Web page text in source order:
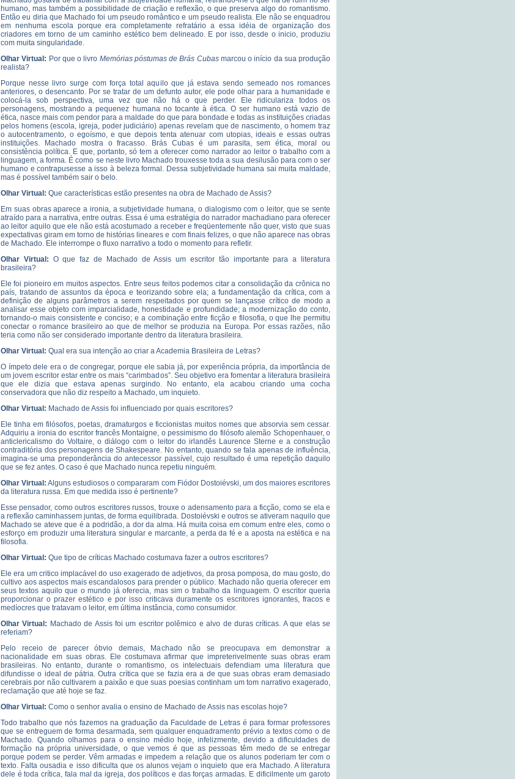
humano, mas também a possibilidade de criação e reflexão, o que preserva algo do romantismo.
Então eu diria que Machado foi um pseudo romântico e um pseudo realista. Ele não se enquadrou
em nenhuma escola porque era completamente refratário a essa idéia de organização dos
criadores em torno de um caminho estético bem delineado. E por isso, desde o inicio, produziu
com muita singularidade.
Olhar Virtual: Por que o livro Memórias póstumas de Brás Cubasmarcou o início da sua produção
realista?
Porque nesse livro surge com força total aquilo que já estava sendo semeado nos romances
anteriores, o desencanto. Por se tratar de um defunto autor, ele pode olhar para a humanidade e
colocá-la sob perspectiva, uma vez que não há o que perder. Ele ridiculariza todos os
personagens, mostrando a pequenez humana no tocante à ética. O ser humano está vazio de
ética, nasce mais com pendor para a maldade do que para bondade e todas as instituições criadas
pelos homens (escola, igreja, poder judiciário) apenas revelam que de nascimento, o homem traz
o autocentramento, o egoísmo, e que depois tenta atenuar com utopias, ideais e essas outras
instituições. Machado mostra o fracasso. Brás Cubas é um parasita, sem ética, moral ou
consistência política. E que, portanto, só tem a oferecer como narrador ao leitor o trabalho com a
linguagem, a forma. É como se neste livro Machado trouxesse toda a sua desilusão para com o ser
humano e contrapusesse a isso à beleza formal. Dessa subjetividade humana sai muita maldade,
mas é possível também sair o belo.
Olhar Virtual: Que características estão presentes na obra de Machado de Assis?
Em suas obras aparece a ironia, a subjetividade humana, o dialogismo com o leitor, que se sente
atraído para a narrativa, entre outras. Essa é uma estratégia do narrador machadiano para oferecer
ao leitor aquilo que ele não está acostumado a receber e freqüentemente não quer, visto que suas
expectativas giram em torno de histórias lineares e com finais felizes, o que não aparece nas obras
de Machado. Ele interrompe o fluxo narrativo a todo o momento para refletir.
Olhar Virtual: O que faz de Machado de Assis um escritor tão importante para a literatura
brasileira?
Ele foi pioneiro em muitos aspectos. Entre seus feitos podemos citar a consolidação da crônica no
país, tratando de assuntos da época e teorizando sobre ela; a fundamentação da crítica, com a
definição de alguns parâmetros a serem respeitados por quem se lançasse crítico de modo a
analisar esse objeto com imparcialidade, honestidade e profundidade; a modernização do conto,
tornando-o mais consistente e conciso; e a combinação entre ficção e filosofia, o que lhe permitiu
conectar o romance brasileiro ao que de melhor se produzia na Europa. Por essas razões, não
teria como não ser considerado importante dentro da literatura brasileira.
Olhar Virtual: Qual era sua intenção ao criar a Academia Brasileira de Letras?
O ímpeto dele era o de congregar, porque ele sabia já, por experiência própria, da importância de
um jovem escritor estar entre os mais “carimbados”. Seu objetivo era fomentar a literatura brasileira
que ele dizia que estava apenas surgindo. No entanto, ela acabou criando uma cocha
conservadora que não diz respeito a Machado, um inquieto.
Olhar Virtual: Machado de Assis foi influenciado por quais escritores?
Ele tinha em filósofos, poetas, dramaturgos e ficcionistas muitos nomes que absorvia sem cessar.
Adquiriu a ironia do escritor francês Montaigne, o pessimismo do filósofo alemão Schopenhauer, o
anticlericalismo do Voltaire, o diálogo com o leitor do irlandês Laurence Sterne e a construção
contraditória dos personagens de Shakespeare. No entanto, quando se fala apenas de influência,
imagina-se uma preponderância do antecessor passível, cujo resultado é uma repetição daquilo
que se fez antes. O caso é que Machado nunca repetiu ninguém.
Olhar Virtual: Alguns estudiosos o compararam com Fiódor Dostoiévski, um dos maiores escritores
da literatura russa. Em que medida isso é pertinente?
Esse pensador, como outros escritores russos, trouxe o adensamento para a ficção, como se ela e
a reflexão caminhassem juntas, de forma equilibrada. Dostoiévski e outros se ativeram naquilo que
Machado se ateve que é a podridão, a dor da alma. Há muita coisa em comum entre eles, como o
esforço em produzir uma literatura singular e marcante, a perda da fé e a aposta na estética e na
filosofia.
Olhar Virtual: Que tipo de críticas Machado costumava fazer a outros escritores?
Ele era um critico implacável do uso exagerado de adjetivos, da prosa pomposa, do mau gosto, do
cultivo aos aspectos mais escandalosos para prender o público. Machado não queria oferecer em
seus textos aquilo que o mundo já oferecia, mas sim o trabalho da linguagem. O escritor queria
proporcionar o prazer estético e por isso criticava duramente os escritores ignorantes, fracos e
medíocres que tratavam o leitor, em última instância, como consumidor.
Olhar Virtual: Machado de Assis foi um escritor polêmico e alvo de duras críticas. A que elas se
referiam?
Pelo receio de parecer óbvio demais, Machado não se preocupava em demonstrar a
nacionalidade em suas obras. Ele costumava afirmar que impreterivelmente suas obras eram
brasileiras. No entanto, durante o romantismo, os intelectuais defendiam uma literatura que
difundisse o ideal de pátria. Outra crítica que se fazia era a de que suas obras eram demasiado
cerebrais por não cultivarem a paixão e que suas poesias continham um tom narrativo exagerado,
reclamação que até hoje se faz.
Olhar Virtual: Como o senhor avalia o ensino de Machado de Assis nas escolas hoje?
Todo trabalho que nós fazemos na graduação da Faculdade de Letras é para formar professores
que se entreguem de forma desarmada, sem qualquer enquadramento prévio a textos como o de
Machado. Quando olhamos para o ensino médio hoje, infelizmente, devido a dificuldades de
formação na própria universidade, o que vemos é que as pessoas têm medo de se entregar
porque podem se perder. Vêm armadas e impedem a relação que os alunos poderiam ter com o
texto. Falta ousadia e isso dificulta que os alunos vejam o inquieto que era Machado. A literatura
dele é toda crítica, fala mal da igreja, dos políticos e das forças armadas. E dificilmente um garoto